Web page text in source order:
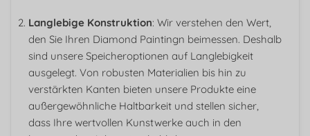
Langlebige Konstruktion: Wir verstehen den Wert,
den Sie Ihren Diamond Paintingn beimessen. Deshalb
sind unsere Speicheroptionen auf Langlebigkeit
ausgelegt. Von robusten Materialien bis hin zu
verstärkten Kanten bieten unsere Produkte eine
außergewöhnliche Haltbarkeit und stellen sicher,
dass Ihre wertvollen Kunstwerke auch in den